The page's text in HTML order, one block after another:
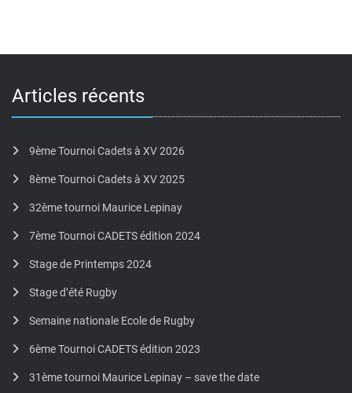
Articles récents
9ème Tournoi Cadets à XV 2026
8ème Tournoi Cadets à XV 2025
32ème tournoi Maurice Lepinay
7ème Tournoi CADETS édition 2024
Stage de Printemps 2024
Stage d’été Rugby
Semaine nationale Ecole de Rugby
6ème Tournoi CADETS édition 2023
31ème tournoi Maurice Lepinay – save the date